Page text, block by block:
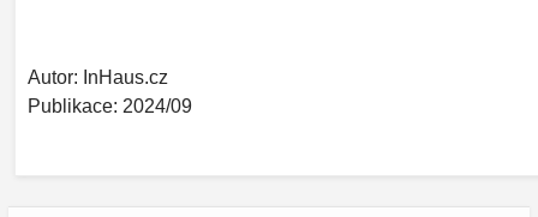
Autor: InHaus.cz
Publikace: 2024/09